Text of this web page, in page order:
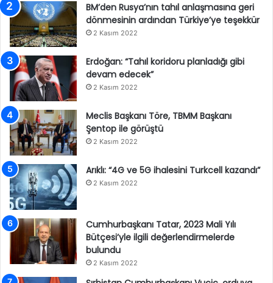
BM’den Rusya’nın tahıl anlaşmasına geri
dönmesinin ardından Türkiye’ye teşekkür
2 Kasım 2022
Erdoğan: “Tahıl koridoru planladığı gibi
devam edecek”
2 Kasım 2022
Meclis Başkanı Töre, TBMM Başkanı
Şentop ile görüştü
2 Kasım 2022
Arıklı: “4G ve 5G ihalesini Turkcell kazandı”
2 Kasım 2022
Cumhurbaşkanı Tatar, 2023 Mali Yılı
Bütçesi’yle ilgili değerlendirmelerde
bulundu
2 Kasım 2022